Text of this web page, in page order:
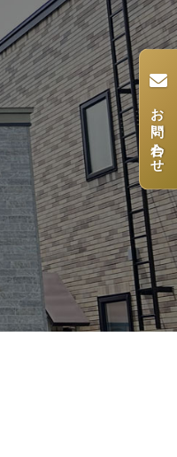
お問い合わせ